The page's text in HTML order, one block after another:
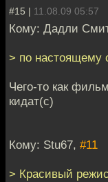
#15 | 11.08.09 05:57
Кому: Дадли
> по настоящему
Чего-то как
кидат(с)
Кому: Stu67, #11
> Красивый